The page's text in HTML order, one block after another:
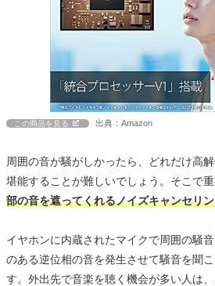
この商品を見る 出典：Amazon
周囲の音が騒がしかったら、どれだけ高
堪能することが難しいでしょう。そこで重
部の音を遮ってくれるノイズキャンセリ
イヤホンに内蔵されたマイクで周囲の騒
のある逆位相の音を発生させて騒音を聞
す。外出先で音楽を聴く機会が多い人は